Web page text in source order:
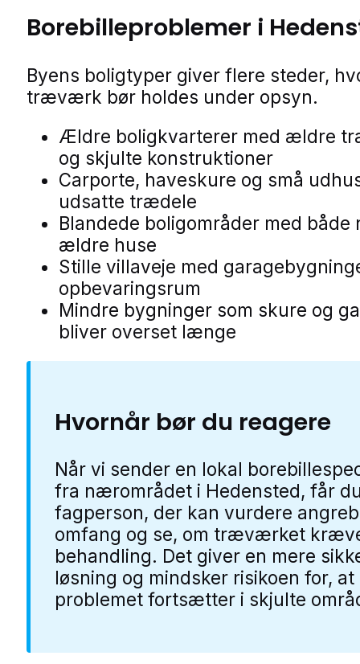
Borebilleproblemer i
Byens boligtyper giver flere steder,
træværk bør holdes under opsyn.
Ældre boligkvarterer med ældre
og skjulte konstruktioner
Carporte, haveskure og små
udsatte trædele
Blandede boligområder med både
ældre huse
Stille villaveje med
opbevaringsrum
Mindre bygninger som skure og
bliver overset længe
Hvornår bør du reagere
Når vi sender en lokal
fra nærområdet i Hedensted, får
fagperson, der kan vurdere
omfang og se, om træværket
behandling. Det giver en mere
løsning og mindsker risikoen for, at
problemet fortsætter i skjulte